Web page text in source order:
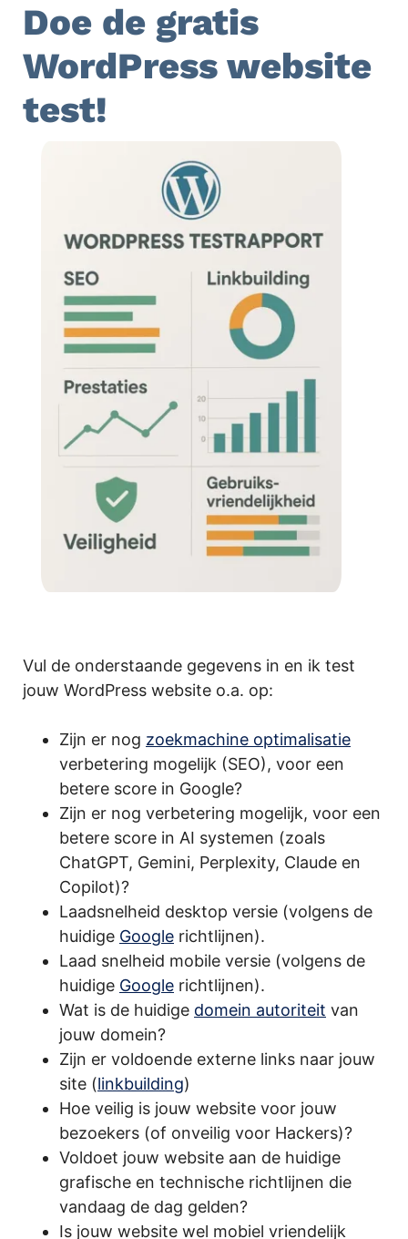
Doe de gratis
WordPress website
test!
Vul de onderstaande gegevens in en ik test
jouw WordPress website o.a. op:
Zijn er nog zoekmachine optimalisatie
verbetering mogelijk (SEO), voor een
betere score in Google?
Zijn er nog verbetering mogelijk, voor een
betere score in AI systemen (zoals
ChatGPT, Gemini, Perplexity, Claude en
Copilot)?
Laadsnelheid desktop versie (volgens de
huidige Google richtlijnen).
Laad snelheid mobile versie (volgens de
huidige Google richtlijnen).
Wat is de huidige domein autoriteit van
jouw domein?
Zijn er voldoende externe links naar jouw
site (linkbuilding)
Hoe veilig is jouw website voor jouw
bezoekers (of onveilig voor Hackers)?
Voldoet jouw website aan de huidige
grafische en technische richtlijnen die
vandaag de dag gelden?
Is jouw website wel mobiel vriendelijk